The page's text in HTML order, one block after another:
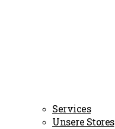
Services
Unsere Stores